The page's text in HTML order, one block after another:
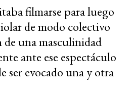
filmarse para luego
de modo colectivo
una masculinidad
ante ese espectáculo
ser evocado una y otra